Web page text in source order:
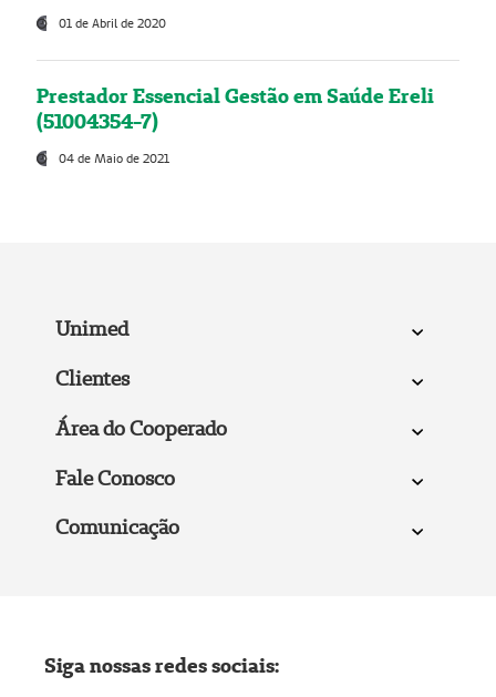
01 de Abril de 2020
Prestador Essencial Gestão em Saúde Ereli
(51004354-7)
04 de Maio de 2021
Unimed
Clientes
Área do Cooperado
Fale Conosco
Comunicação
Siga nossas redes sociais: